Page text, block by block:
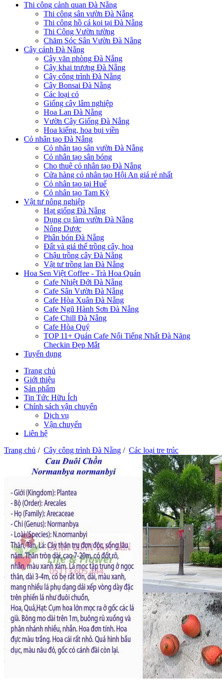
Thi công cảnh quan Đà Nẵng
Thi công sân vườn Đà Nẵng
Thi công hồ cá koi tại Đà Nẵng
Thi Công Vườn tường
Chăm Sóc Sân Vườn Đà Nẵng
Cây cảnh Đà Nẵng
Cây văn phòng Đà Nẵng
Cây khai trương Đà Nẵng
Cây công trình Đà Nẵng
Cây Bonsai Đà Nẵng
Các loại cỏ
Giống cây lâm nghiệp
Hoa Lan Đà Nẵng
Vườn Cây Giống Đà Nẵng
Hoa kiểng, hoa bụi viền
Cỏ nhân tạo Đà Nẵng
Cỏ nhân tạo sân vườn Đà Nẵng
Cỏ nhân tạo sân bóng
Cho thuê cỏ nhân tạo Đà Nẵng
Cửa hàng cỏ nhân tạo Hội An giá rẻ nhất
Cỏ nhân tạo tại Huế
Cỏ nhân tạo Tam Kỳ
Vật tư nông nghiệp
Hạt giống Đà Nẵng
Dụng cụ làm vườn Đà Nẵng
Nông Dược
Phân bón Đà Nẵng
Đất và giá thể trồng cây, hoa
Chậu trồng cây Đà Nẵng
Vật tư trồng lan Đà Nẵng
Hoa Sen Việt Coffee - Trà Hoa Quán
Cafe Nhiệt Đới Đà Nẵng
Cafe Sân Vườn Đà Nẵng
Cafe Hòa Xuân Đà Nẵng
Cafe Ngũ Hành Sơn Đà Nẵng
Cafe Chill Đà Nẵng
Cafe Hòa Quý
TOP 11+ Quán Cafe Nổi Tiếng Nhất Đà Năng
Checkin Đẹp Mắt
Tuyển dụng
Trang chủ
Giới thiệu
Sản phẩm
Tin Tức Hữu Ích
Chính sách vận chuyển
Dịch vụ
Vận chuyển
Liên hệ
Trang chủ / Cây công trình Đà Nẵng / Các loại tre trúc